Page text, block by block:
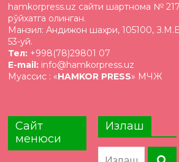
hamkorpress.uz сайти шартнома №
рўйхатга олинган.
Манзил: Андижон шаҳри, 105100,
53-уй.
Тел: +998(78)29801 07
E-mail: info@hamkorpress.uz
Муассис : «HAMKOR PRESS» МЧЖ
Сайт
менюси
Излаш